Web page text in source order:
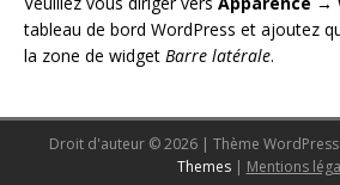
tableau de bord WordPress et ajoutez
la zone de widget Barre latérale.
Droit d'auteur © 2026 | Thème
Themes | Mentions